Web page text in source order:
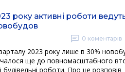
року активні роботи
0 коментарів
2023 року лише в 30%
ще до повномасштабного
будівельні роботи. Про це розповів